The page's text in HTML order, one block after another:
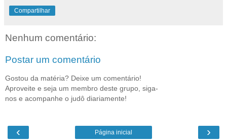
Compartilhar
Nenhum comentário:
Postar um comentário
Gostou da matéria? Deixe um comentário!
Aproveite e seja um membro deste grupo, siga-
nos e acompanhe o judô diariamente!
‹ ›
Página inicial